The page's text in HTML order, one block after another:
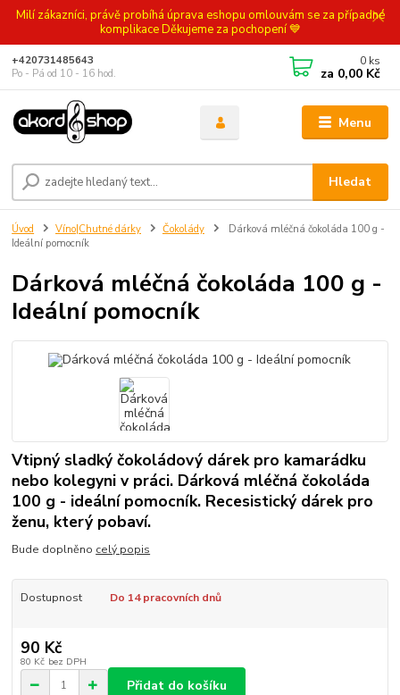
Milí zákazníci, právě probíhá úprava eshopu omlouvám se za případné
komplikace Děkujeme za pochopení 💙
Menu
Hledat
+420731485643
Po - Pá od 10 - 16 hod.
0 ks
za 0,00 Kč
Úvod Víno|Chutné dárky Čokolády
Dárková mléčná čokoláda 100 g -
Ideální pomocník
Dárková mléčná čokoláda 100 g -
Ideální pomocník
Vtipný sladký čokoládový dárek pro kamarádku
nebo kolegyni v práci. Dárková mléčná čokoláda
100 g - ideální pomocník. Recesistický dárek pro
ženu, který pobaví.
Bude doplněno celý popis
Dostupnost Do 14 pracovních dnů
90 Kč
80 Kč bez DPH
Přidat do košíku